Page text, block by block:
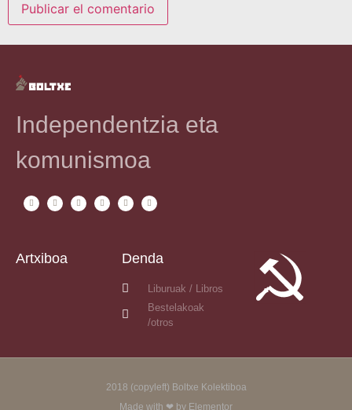
Independentzia eta
komunismoa
Artxiboa Denda
Liburuak / Libros
Bestelakoak
/otros
2018 (copyleft) Boltxe Kolektiboa
Made with ❤ by Elementor